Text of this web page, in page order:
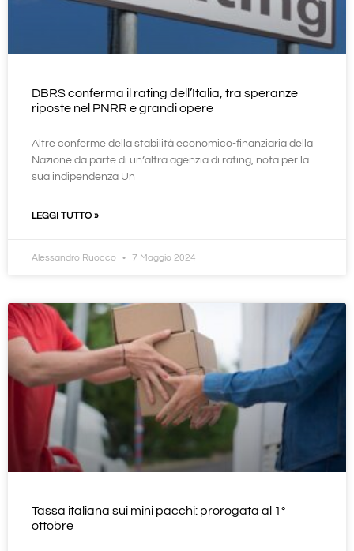
DBRS conferma il rating dell’Italia, tra speranze
riposte nel PNRR e grandi opere
Altre conferme della stabilità economico-finanziaria della
Nazione da parte di un’altra agenzia di rating, nota per la
sua indipendenza Un
LEGGI TUTTO »
Alessandro Ruocco 7 Maggio 2024
Tassa italiana sui mini pacchi: prorogata al 1°
ottobre